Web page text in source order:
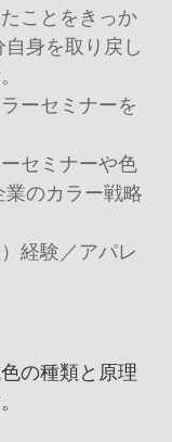
ことをきっか
身を取り戻し
ーセミナーを
セミナーや色
のカラー戦略
経験／アパレ
の種類と原理